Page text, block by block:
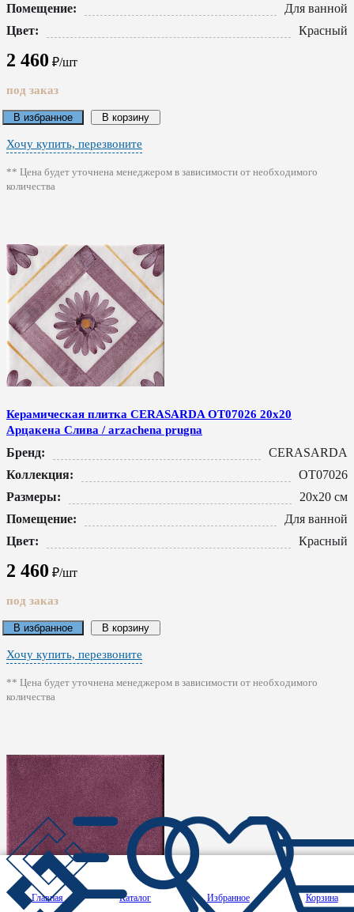
Главная Каталог Избранное Корзина
Помещение:
Для ванной
Цвет:
Красный
2 460 ₽/шт
под заказ
В избранное В корзину
Хочу купить, перезвоните
** Цена будет уточнена менеджером в зависимости от необходимого
количества
Керамическая плитка CERASARDA ОТ07026 20x20
Арцакена Слива / arzachena prugna
Бренд:
CERASARDA
Коллекция:
ОТ07026
Размеры:
20x20 см
Помещение:
Для ванной
Цвет:
Красный
2 460 ₽/шт
под заказ
В избранное В корзину
Хочу купить, перезвоните
** Цена будет уточнена менеджером в зависимости от необходимого
количества